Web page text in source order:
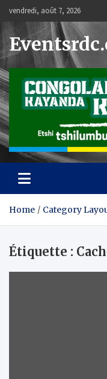
content
vendredi, août 7, 2026
Home Category
Étiquette :